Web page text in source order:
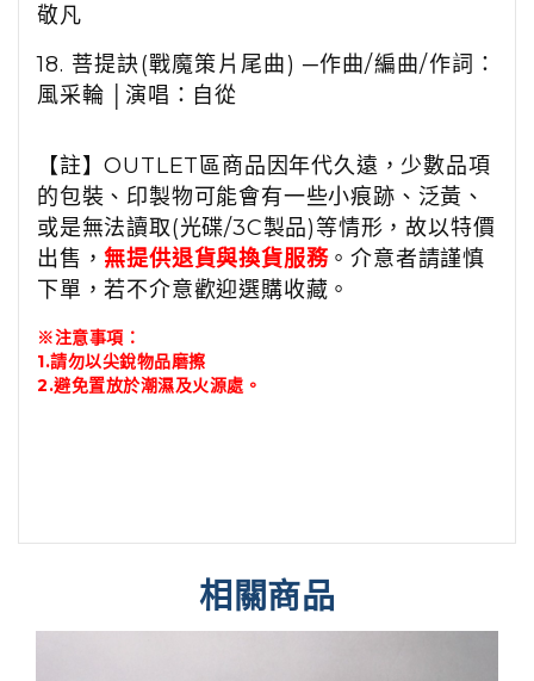
敬凡
18. 菩提訣(戰魔策片尾曲) ─作曲/編曲/作詞：
風采輪 │演唱：自從
【註】OUTLET區商品因年代久遠，少數品項
的包裝、印製物可能會有一些小痕跡、泛黃、
或是無法讀取(光碟/3C製品)等情形，故以特價
出售，無提供退貨與換貨服務。介意者請謹慎
下單，若不介意歡迎選購收藏。
※注意事項：
1.請勿以尖銳物品磨擦
2.避免置放於潮濕及火源處。
相關商品